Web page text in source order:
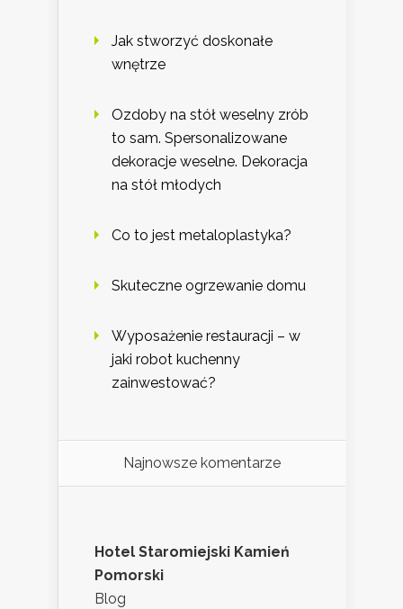
Jak stworzyć doskonałe
wnętrze
Ozdoby na stół weselny zrób
to sam. Spersonalizowane
dekoracje weselne. Dekoracja
na stół młodych
Co to jest metaloplastyka?
Skuteczne ogrzewanie domu
Wyposażenie restauracji – w
jaki robot kuchenny
zainwestować?
Najnowsze komentarze
Hotel Staromiejski Kamień
Pomorski
Blog